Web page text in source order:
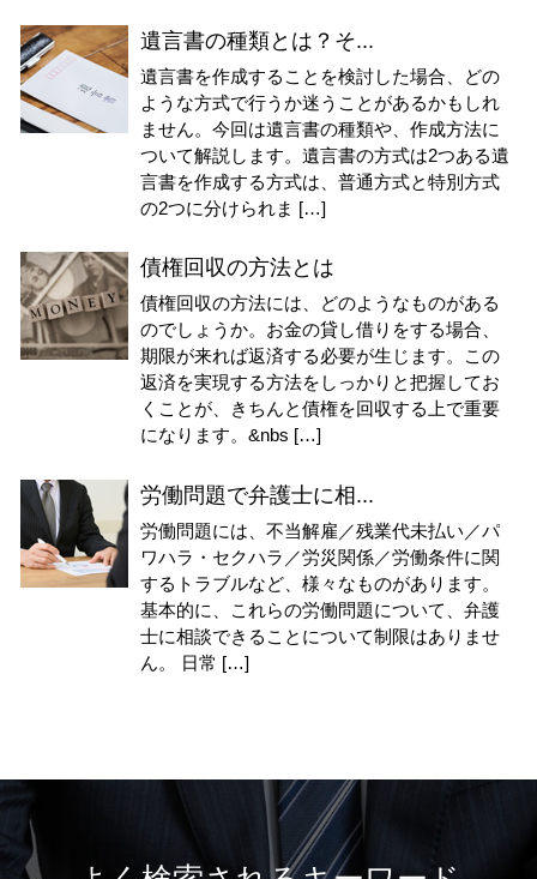
遺言書の種類とは？そ...
遺言書を作成することを検討した場合、どの
ような方式で行うか迷うことがあるかもしれ
ません。今回は遺言書の種類や、作成方法に
ついて解説します。遺言書の方式は2つある遺
言書を作成する方式は、普通方式と特別方式
の2つに分けられま […]
債権回収の方法とは
債権回収の方法には、どのようなものがある
のでしょうか。お金の貸し借りをする場合、
期限が来れば返済する必要が生じます。この
返済を実現する方法をしっかりと把握してお
くことが、きちんと債権を回収する上で重要
になります。&nbs […]
労働問題で弁護士に相...
労働問題には、不当解雇／残業代未払い／パ
ワハラ・セクハラ／労災関係／労働条件に関
するトラブルなど、様々なものがあります。
基本的に、これらの労働問題について、弁護
士に相談できることについて制限はありませ
ん。 日常 […]